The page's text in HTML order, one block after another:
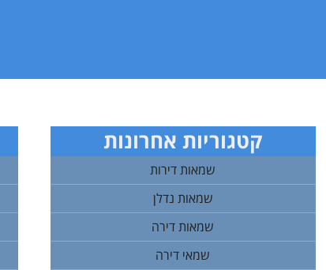
קטגוריות אחרונות
שמאות דירות
שמאות נדלן
שמאות דירה
שמאי דירה